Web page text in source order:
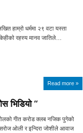
हाम्राे धर्ममा २९ वटा यस्ता
रहस्य मानव जातिले…
Read more »
भिडियो “
गीत करोड क्लब नजिक पुगेको
ओली र इन्दिरा जोशीले आवाज